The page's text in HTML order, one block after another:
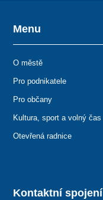
Kontaktní spojení
Menu
O městě
Pro podnikatele
Pro občany
Kultura, sport a volný čas
Otevřená radnice